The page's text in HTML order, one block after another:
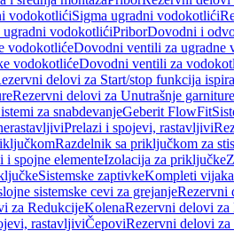
vodokotlićiSigma ugradni vodokotlići
vodokotlićiPriborDovodni i
vodokotlićeDovodni ventili za ugradne
vodokotlićeDovodni ventili za
delovi za Start/stop funkcija
Rezervni delovi za Unutrašnje garniture
za snabdevanjeGeberit FlowFit
Prelazi i spojevi, rastavljivi
Razdelnik sa priključkom za
i spojne elementeIzolacija za priključke
Sistemske zaptivkeKompleti
sistemske cevi za grejanjeRezervni
za RedukcijeKolenaRezervni delovi za
rastavljiviČepoviRezervni delovi za